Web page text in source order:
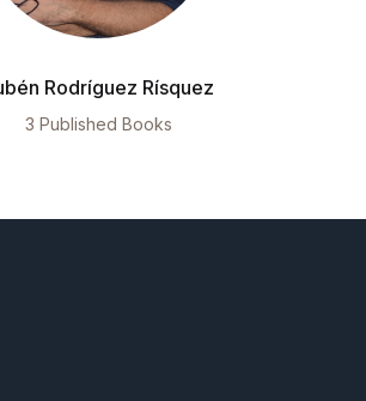
Rodríguez Rísquez
3 Published Books